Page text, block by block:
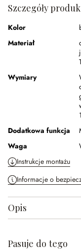
Szczegóły
Kolor
Materiał
Wymiary
Dodatkowa funkcja
Waga
Instrukcje montażu
Informacje o
Opis
Pasuje do tego